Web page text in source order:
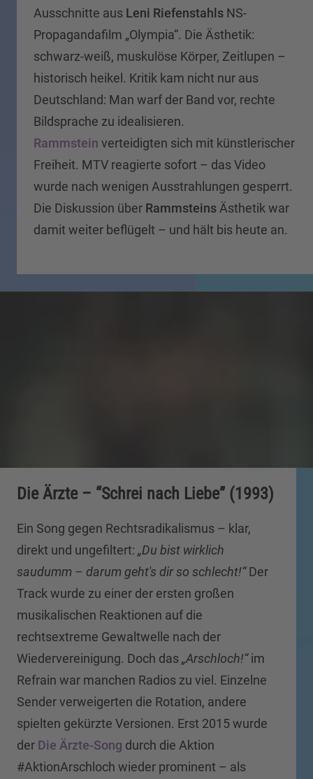
Ausschnitte aus Leni Riefenstahls NS-
Propagandafilm „Olympia“. Die Ästhetik:
schwarz-weiß, muskulöse Körper, Zeitlupen –
historisch heikel. Kritik kam nicht nur aus
Deutschland: Man warf der Band vor, rechte
Bildsprache zu idealisieren.
Rammstein verteidigten sich mit künstlerischer
Freiheit. MTV reagierte sofort – das Video
wurde nach wenigen Ausstrahlungen gesperrt.
Die Diskussion über RammsteinsÄsthetik war
damit weiter beflügelt – und hält bis heute an.
Die Ärzte – “Schrei nach Liebe” (1993)
Ein Song gegen Rechtsradikalismus – klar,
direkt und ungefiltert: „Du bist wirklich
saudumm – darum geht's dir so schlecht!“Der
Track wurde zu einer der ersten großen
musikalischen Reaktionen auf die
rechtsextreme Gewaltwelle nach der
Wiedervereinigung. Doch das„Arschloch!“im
Refrain war manchen Radios zu viel. Einzelne
Sender verweigerten die Rotation, andere
spielten gekürzte Versionen. Erst 2015 wurde
der Die Ärzte-Song durch die Aktion
#AktionArschloch wieder prominent – als